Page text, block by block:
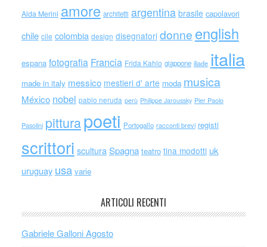
Alda Merini amore architetti argentina brasile capolavori
chile cile colombia design disegnatori donne english
espana fotografia Francia Frida Kahlo giappone iliade italia
made in italy messico mestieri d' arte moda musica
México nobel pablo neruda perù Philippe Jaroussky Pier Paolo
Pasolini pitturapoeti Portogallo racconti brevi registi
scrittori scultura Spagna teatro tina modotti uk
uruguay usa varie
ARTICOLI RECENTI
Gabriele Galloni Agosto